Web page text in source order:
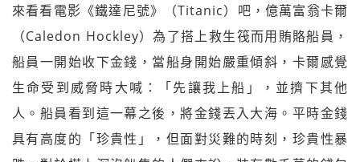
來看看電影《鐵達尼號》（Titanic）吧，億萬富翁卡爾
（Caledon Hockley）為了搭上救生筏而用賄賂船員，
船員一開始收下金錢，當船身開始嚴重傾斜，卡爾感覺
生命受到威脅時大喊：「先讓我上船」，並擠下其他
人。船員看到這一幕之後，將金錢丟入大海。平時金錢
具有高度的「珍貴性」，但面對災難的時刻，珍貴性暴